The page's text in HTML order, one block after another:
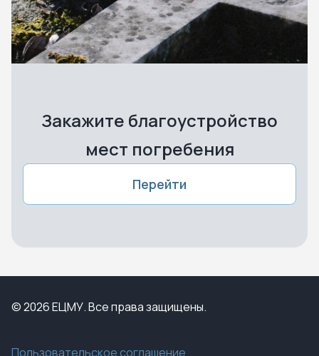
Закажите благоустройство
мест погребения
Перейти
© 2026 ЕЦМУ. Все права защищены.
Пользовательское соглашение